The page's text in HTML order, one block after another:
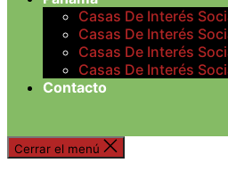
Casas De Interés
Casas De Interés
Casas De Interés
Casas De Interés
Contacto
Cerrar el menú